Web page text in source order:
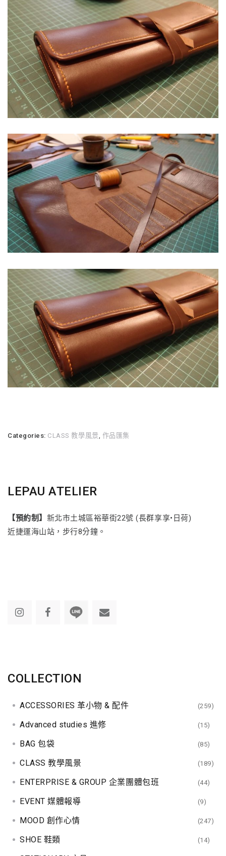
Categories: CLASS 教學風景, 作品匯集
LEPAU ATELIER
【預約制】 新北市土城區裕華街22號 (長群享享•日荷)
近捷運海山站，步行8分鐘。
COLLECTION
ACCESSORIES 革小物 & 配件 (259)
Advanced studies 進修 (15)
BAG 包袋 (85)
CLASS 教學風景 (189)
ENTERPRISE & GROUP 企業團體包班 (44)
EVENT 媒體報導 (9)
MOOD 創作心情 (247)
SHOE 鞋類 (14)